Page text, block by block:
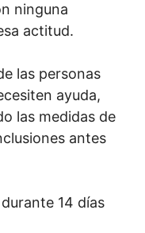
ninguna
actitud.
las personas
ayuda,
las medidas de
antes
14 días